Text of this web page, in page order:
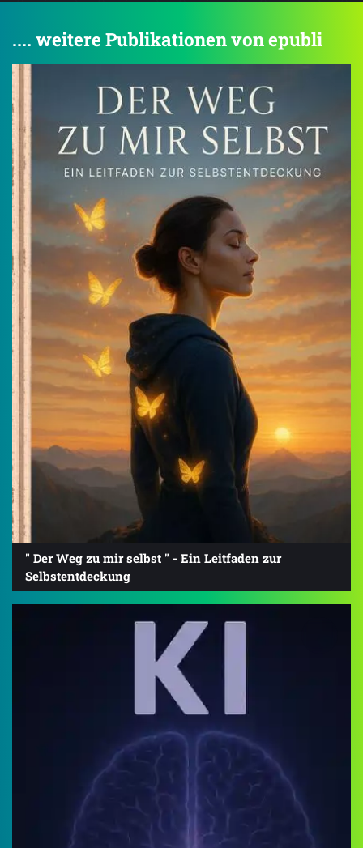
.... weitere Publikationen von epubli
" Der Weg zu mir selbst " - Ein Leitfaden zur
Selbstentdeckung